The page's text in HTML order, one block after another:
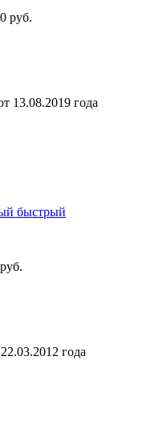
руб.
13.08.2019 года
быстрый
года